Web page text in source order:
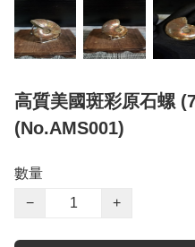
高質美國斑彩原石螺
(No.AMS001)
數量
−
+